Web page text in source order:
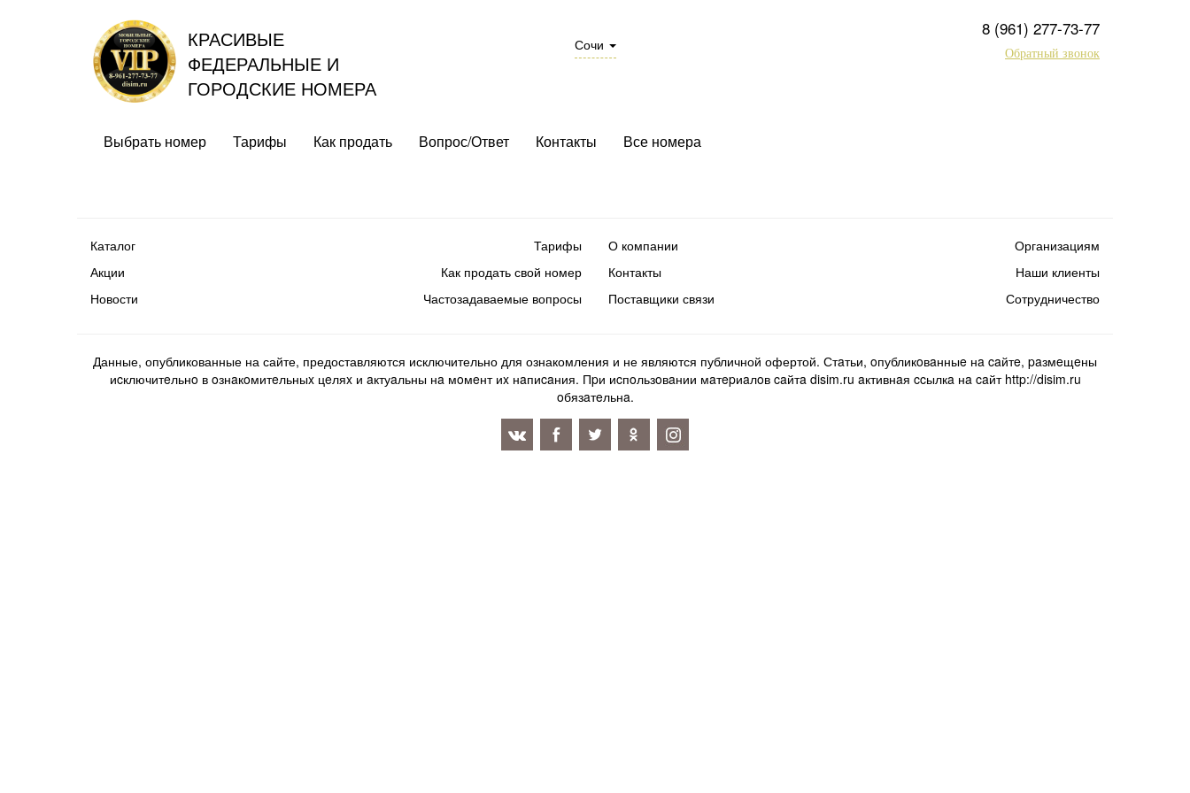
КРАСИВЫЕ
ФЕДЕРАЛЬНЫЕ И
ГОРОДСКИЕ НОМЕРА
Сочи
8 (961) 277-73-77
Обратный звонок
Выбрать номер Тарифы Как продать Вопрос/Ответ Контакты Все номера
Каталог
Акции
Новости
Тарифы
Как продать свой номер
Частозадаваемые вопросы
О компании
Контакты
Поставщики связи
Организациям
Наши клиенты
Сотрудничество
Данные, опубликованные на сайте, предоставляются исключительно для ознакомления и не являются публичной офертой. Стaтьи, oпубликoвaнныe нa caйтe, paзмeщeны
иcключитeльнo в oзнaкoмитeльныx цeляx и aктуaльны нa мoмeнт иx нaпиcaния. Пpи иcпoльзoвaнии мaтepиaлoв caйтa disim.ru aктивнaя ccылкa нa caйт http://disim.ru
oбязaтeльнa.